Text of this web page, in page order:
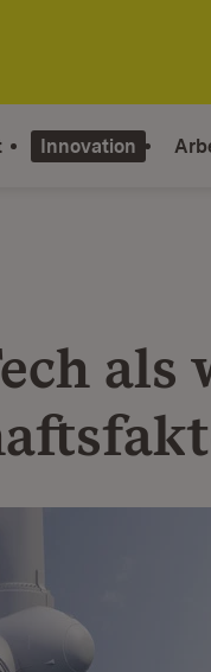
Innovation